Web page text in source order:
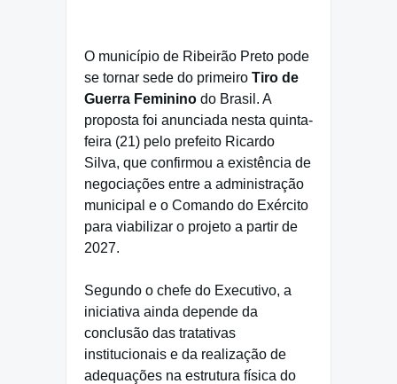
O município de Ribeirão Preto pode
se tornar sede do primeiro Tiro de
Guerra Feminino do Brasil. A
proposta foi anunciada nesta quinta-
feira (21) pelo prefeito Ricardo
Silva, que confirmou a existência de
negociações entre a administração
municipal e o Comando do Exército
para viabilizar o projeto a partir de
2027.
Segundo o chefe do Executivo, a
iniciativa ainda depende da
conclusão das tratativas
institucionais e da realização de
adequações na estrutura física do